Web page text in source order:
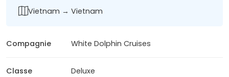
Vietnam → Vietnam
Compagnie White Dolphin Cruises
Classe Deluxe